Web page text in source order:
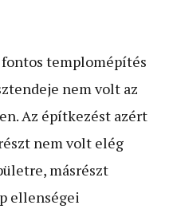
fontos templomépítés
nem volt az
Az építkezést azért
nem volt elég
másrészt
ellenségei